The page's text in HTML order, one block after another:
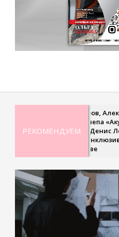
РЕКОМЕНДУЕМ
Дмитрий Петров, Александр
Ян, Оксана Почепа «Акула»,
Кира Смитт и Денис Лебедев
поддержали инклюзивный